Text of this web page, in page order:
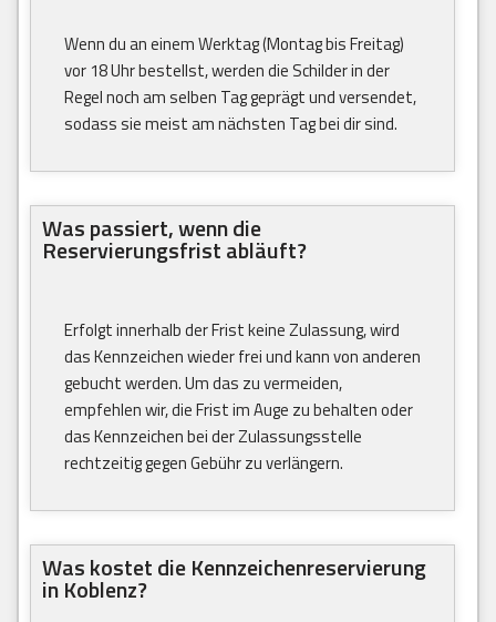
Wenn du an einem Werktag (Montag bis Freitag)
vor 18 Uhr bestellst, werden die Schilder in der
Regel noch am selben Tag geprägt und versendet,
sodass sie meist am nächsten Tag bei dir sind.
Was passiert, wenn die
Reservierungsfrist abläuft?
Erfolgt innerhalb der Frist keine Zulassung, wird
das Kennzeichen wieder frei und kann von anderen
gebucht werden. Um das zu vermeiden,
empfehlen wir, die Frist im Auge zu behalten oder
das Kennzeichen bei der Zulassungsstelle
rechtzeitig gegen Gebühr zu verlängern.
Was kostet die Kennzeichenreservierung
in Koblenz?